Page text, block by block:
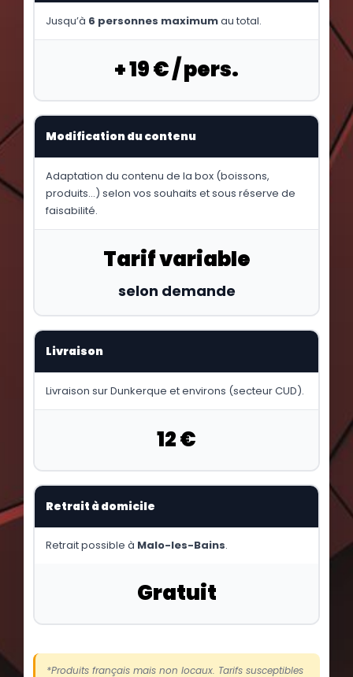
Jusqu’à 6 personnes maximumau total.
+ 19 € / pers.
Modification du contenu
Adaptation du contenu de la box (boissons,
produits…) selon vos souhaits et sous réserve de
faisabilité.
Tarif variable
selon demande
Livraison
Livraison sur Dunkerque et environs (secteur CUD).
12 €
Retrait à domicile
Retrait possible à Malo-les-Bains.
Gratuit
*Produits français mais non locaux. Tarifs susceptibles